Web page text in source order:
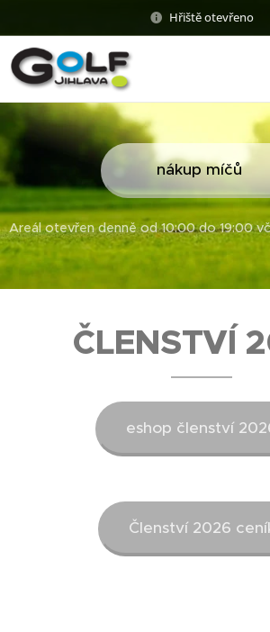
Hřiště otevřeno
nákup míčů
Areál otevřen denně od 10:00 do 19:00
ČLENSTVÍ
eshop členství
Členství 2026